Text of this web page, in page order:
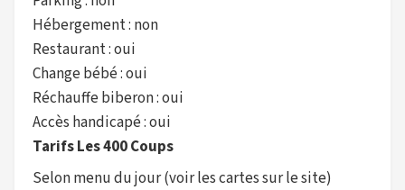
Hébergement : non
Restaurant : oui
Change bébé : oui
Réchauffe biberon : oui
Accès handicapé : oui
Tarifs Les 400 Coups
Selon menu du jour (voir les cartes sur le site)